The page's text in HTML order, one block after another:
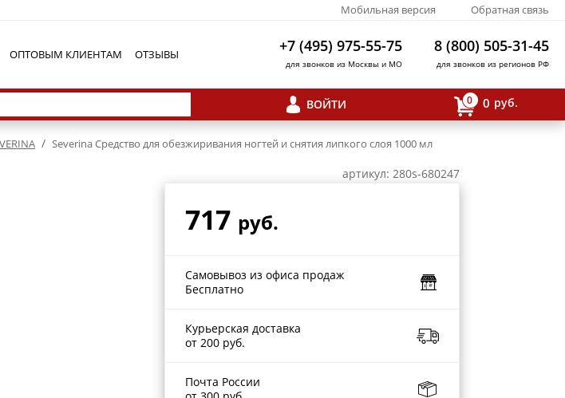
Мобильная версия Обратная связь
ОПТОВЫМ КЛИЕНТАМ ОТЗЫВЫ +7 (495) 975-55-75
для звонков из Москвы и МО
8 (800) 505-31-45
для звонков из регионов РФ
ВОЙТИ 0 0 руб.
/ Severina Средство для обезжиривания ногтей и снятия липкого слоя 1000 мл
артикул: 280s-680247
717 руб.
Самовывоз из офиса продаж
Бесплатно
Курьерская доставка
от 200 руб.
Почта России